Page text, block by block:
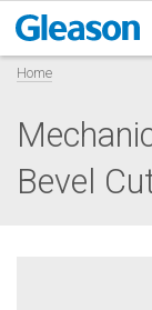
Home
Bevel